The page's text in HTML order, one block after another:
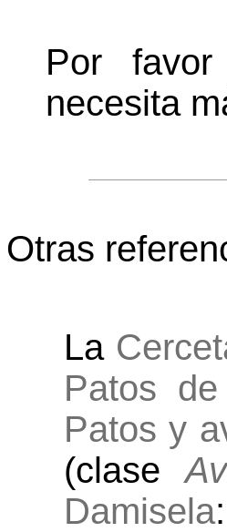
Por
necesita
Otras
La
Patos
Patos y
(clase
Damisela: